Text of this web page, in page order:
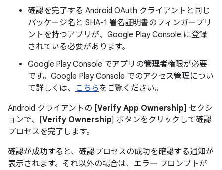
確認を完了する Android OAuth クライアントと同じ
パッケージ名と SHA-1 署名証明書のフィンガープリ
ントを持つアプリが、Google Play Console に登録
されている必要があります。
Google Play Console でアプリの管理者権限が必要
です。Google Play Console でのアクセス管理につい
て詳しくは、 こちらをご覧ください。
Android クライアントの [Verify App Ownership] セクシ
ョンで、[Verify Ownership] ボタンをクリックして確認
プロセスを完了します。
確認が成功すると、確認プロセスの成功を確認する通知が
表示されます。それ以外の場合は、エラー プロンプトが